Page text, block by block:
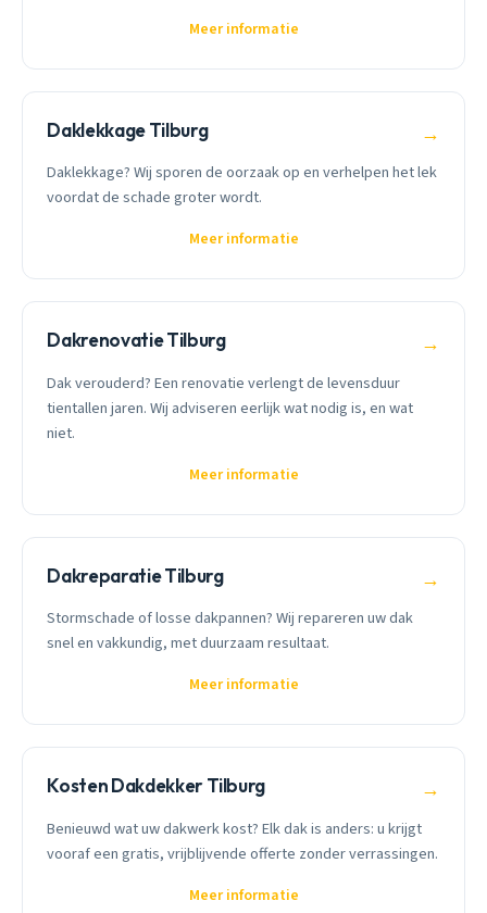
Meer informatie
Daklekkage Tilburg →
Daklekkage? Wij sporen de oorzaak op en verhelpen het lek
voordat de schade groter wordt.
Meer informatie
Dakrenovatie Tilburg →
Dak verouderd? Een renovatie verlengt de levensduur
tientallen jaren. Wij adviseren eerlijk wat nodig is, en wat
niet.
Meer informatie
Dakreparatie Tilburg →
Stormschade of losse dakpannen? Wij repareren uw dak
snel en vakkundig, met duurzaam resultaat.
Meer informatie
Kosten Dakdekker Tilburg →
Benieuwd wat uw dakwerk kost? Elk dak is anders: u krijgt
vooraf een gratis, vrijblijvende offerte zonder verrassingen.
Meer informatie